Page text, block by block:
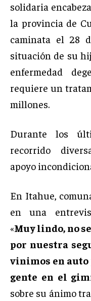
solidaria
la provincia de
caminata el 28
situación de su
enfermedad
requiere un
millones.
Durante los
recorrido
apoyo
En Itahue,
en una
«Muy lindo, no
por nuestra
vinimos en auto
gente en el
sobre su ánimo